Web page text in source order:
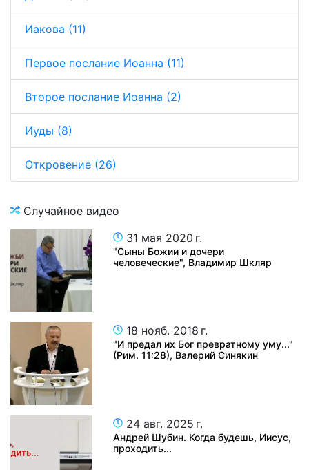
Иакова (11)
Первое послание Иоанна (11)
Второе послание Иоанна (2)
Иуды (8)
Откровение (26)
Случайное видео
31 мая 2020 г.
"Сыны Божии и дочери
человеческие", Владимир Шкляр
18 нояб. 2018 г.
"И предал их Бог превратному уму..."
(Рим. 11:28), Валерий Синякин
24 авг. 2025 г.
Андрей Шубин. Когда будешь, Иисус,
проходить...